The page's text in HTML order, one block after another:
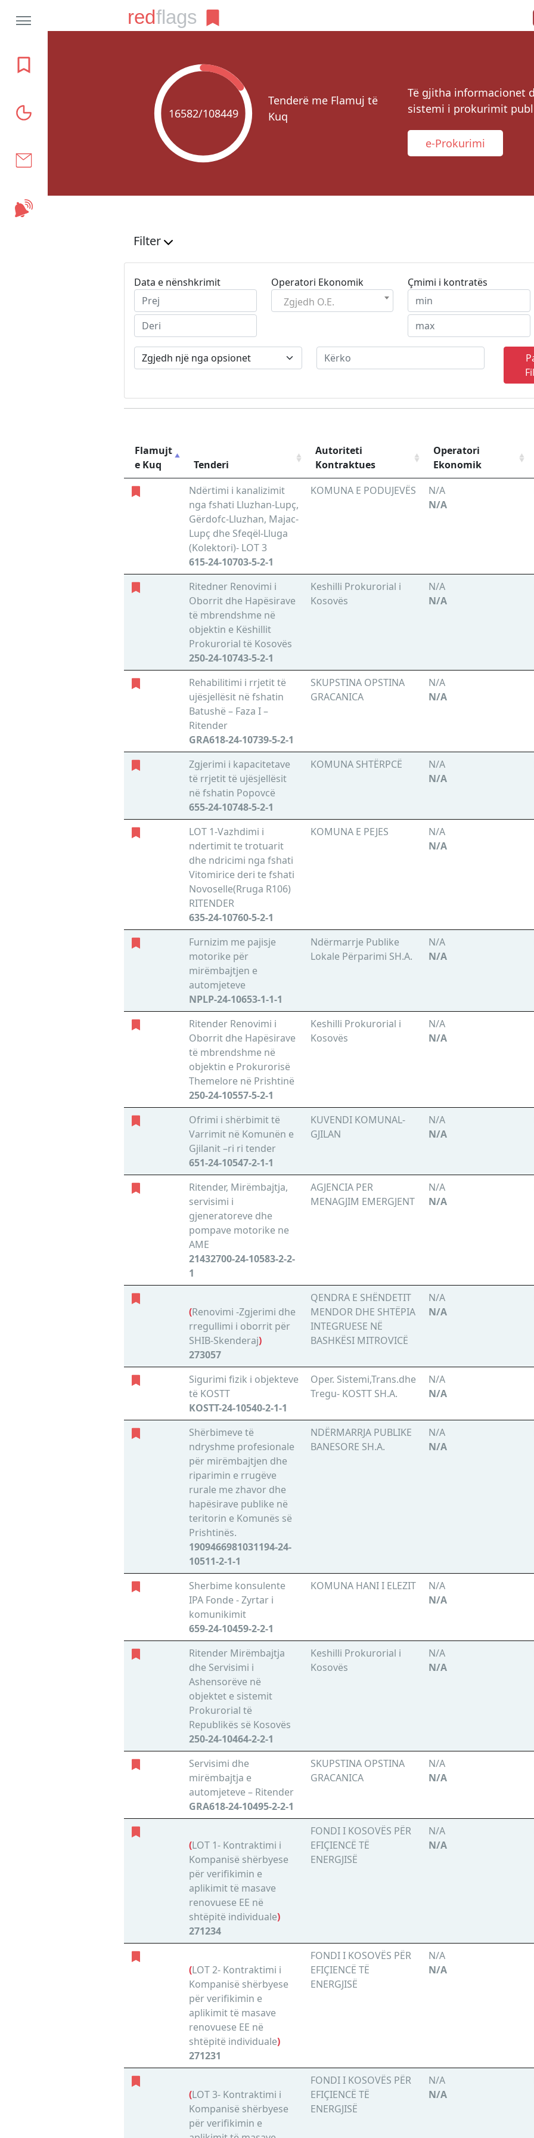
16582/108449
Tenderë me Flamuj të
Kuq
Të gjitha informacionet
sistemi i prokurimit
e-Prokurimi
Filter
Data e nënshkrimit
Operatori Ekonomik
Zgjedh O.E.
Çmimi i kontratës
Flamujt
e Kuq
Tenderi
Autoriteti
Kontraktues
Operatori
Ekonomik
Ndërtimi i kanalizimit
nga fshati Lluzhan-Lupç,
Gërdofc-Lluzhan, Majac-
Lupç dhe Sfeqël-Lluga
(Kolektori)- LOT 3
615-24-10703-5-2-1
KOMUNA E PODUJEVËS
N/A
N/A
Ritedner Renovimi i
Oborrit dhe Hapësirave
të mbrendshme në
objektin e Këshillit
Prokurorial të Kosovës
250-24-10743-5-2-1
Keshilli Prokurorial i
Kosovës
N/A
N/A
Rehabilitimi i rrjetit të
ujësjellësit në fshatin
Batushë – Faza I –
Ritender
GRA618-24-10739-5-2-1
SKUPSTINA OPSTINA
GRACANICA
N/A
N/A
Zgjerimi i kapacitetave
të rrjetit të ujësjellësit
në fshatin Popovcë
655-24-10748-5-2-1
KOMUNA SHTËRPCË
N/A
N/A
LOT 1-Vazhdimi i
ndertimit te trotuarit
dhe ndricimi nga fshati
Vitomirice deri te fshati
Novoselle(Rruga R106)
RITENDER
635-24-10760-5-2-1
KOMUNA E PEJES
N/A
N/A
Furnizim me pajisje
motorike për
mirëmbajtjen e
automjeteve
NPLP-24-10653-1-1-1
Ndërmarrje Publike
Lokale Përparimi SH.A.
N/A
N/A
Ritender Renovimi i
Oborrit dhe Hapësirave
të mbrendshme në
objektin e Prokurorisë
Themelore në Prishtinë
250-24-10557-5-2-1
Keshilli Prokurorial i
Kosovës
N/A
N/A
Ofrimi i shërbimit të
Varrimit në Komunën e
Gjilanit –ri ri tender
651-24-10547-2-1-1
KUVENDI KOMUNAL-
GJILAN
N/A
N/A
Ritender, Mirëmbajtja,
servisimi i
gjeneratoreve dhe
pompave motorike ne
AME
21432700-24-10583-2-2-
1
AGJENCIA PER
MENAGJIM EMERGJENT
N/A
N/A
(Renovimi -Zgjerimi dhe
rregullimi i oborrit për
SHIB-Skenderaj)
273057
QENDRA E SHËNDETIT
MENDOR DHE SHTËPIA
INTEGRUESE NË
BASHKËSI MITROVICË
N/A
N/A
Sigurimi fizik i objekteve
të KOSTT
KOSTT-24-10540-2-1-1
Oper. Sistemi,Trans.dhe
Tregu- KOSTT SH.A.
N/A
N/A
Shërbimeve të
ndryshme profesionale
për mirëmbajtjen dhe
riparimin e rrugëve
rurale me zhavor dhe
hapësirave publike në
teritorin e Komunës së
Prishtinës.
1909466981031194-24-
10511-2-1-1
NDËRMARRJA PUBLIKE
BANESORE SH.A.
N/A
N/A
Sherbime konsulente
IPA Fonde - Zyrtar i
komunikimit
659-24-10459-2-2-1
KOMUNA HANI I ELEZIT
N/A
N/A
Ritender Mirëmbajtja
dhe Servisimi i
Ashensorëve në
objektet e sistemit
Prokurorial të
Republikës së Kosovës
250-24-10464-2-2-1
Keshilli Prokurorial i
Kosovës
N/A
N/A
Servisimi dhe
mirëmbajtja e
automjeteve – Ritender
GRA618-24-10495-2-2-1
SKUPSTINA OPSTINA
GRACANICA
N/A
N/A
(LOT 1- Kontraktimi i
Kompanisë shërbyese
për verifikimin e
aplikimit të masave
renovuese EE në
shtëpitë individuale)
271234
FONDI I KOSOVËS PËR
EFIÇIENCË TË
ENERGJISË
N/A
N/A
(LOT 2- Kontraktimi i
Kompanisë shërbyese
për verifikimin e
aplikimit të masave
renovuese EE në
shtëpitë individuale)
271231
FONDI I KOSOVËS PËR
EFIÇIENCË TË
ENERGJISË
N/A
N/A
(LOT 3- Kontraktimi i
Kompanisë shërbyese
për verifikimin e
FONDI I KOSOVËS PËR
EFIÇIENCË TË
ENERGJISË
N/A
N/A